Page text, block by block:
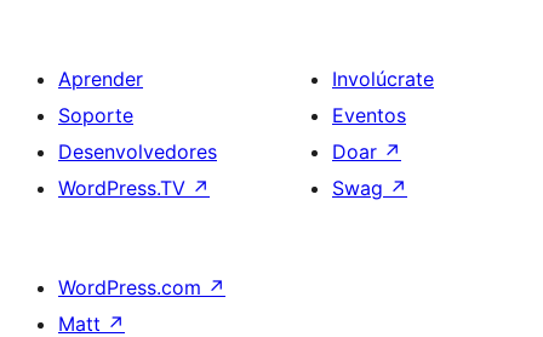
Aprender
Soporte
Desenvolvedores
WordPress.TV ↗
Involúcrate
Eventos
Doar ↗
Swag ↗
WordPress.com ↗
Matt ↗